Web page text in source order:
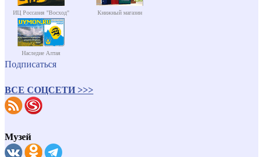
ИЦ Россазия "Восход" Книжный магазин
Наследие Алтая
Подписаться
ВСЕ СОЦСЕТИ >>>
Музей